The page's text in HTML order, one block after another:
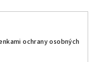
ochrany osobných